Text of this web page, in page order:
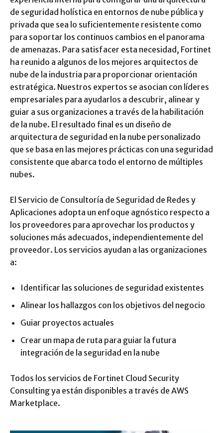
de seguridad holística en entornos de nube pública y
privada que sea lo suficientemente resistente como
para soportar los continuos cambios en el panorama
de amenazas. Para satisfacer esta necesidad, Fortinet
ha reunido a algunos de los mejores arquitectos de
nube de la industria para proporcionar orientación
estratégica. Nuestros expertos se asocian con líderes
empresariales para ayudarlos a descubrir, alinear y
guiar a sus organizaciones a través de la habilitación
de la nube. El resultado final es un diseño de
arquitectura de seguridad en la nube personalizado
que se basa en las mejores prácticas con una seguridad
consistente que abarca todo el entorno de múltiples
nubes.
El Servicio de Consultoría de Seguridad de Redes y
Aplicaciones adopta un enfoque agnóstico respecto a
los proveedores para aprovechar los productos y
soluciones más adecuados, independientemente del
proveedor. Los servicios ayudan a las organizaciones
a:
Identificar las soluciones de seguridad existentes
Alinear los hallazgos con los objetivos del negocio
Guiar proyectos actuales
Crear un mapa de ruta para guiar la futura
integración de la seguridad en la nube
Todos los servicios de Fortinet Cloud Security
Consulting ya están disponibles a través de AWS
Marketplace.